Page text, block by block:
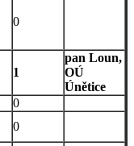
0
1
pan Loun,
OÚ
Únětice
0
0